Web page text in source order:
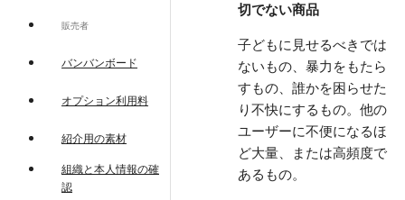
販売者
バンバンボード
オプション利用料
紹介用の素材
組織と本人情報の確
認
切でない商品
子どもに見せるべきでは
ないもの、暴力をもたら
すもの、誰かを困らせた
り不快にするもの。他の
ユーザーに不便になるほ
ど大量、または高頻度で
あるもの。